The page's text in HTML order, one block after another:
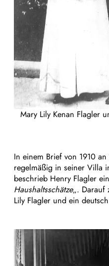
Mary Lily Kenan Flagler
In einem Brief von 1910
regelmäßig in seiner Villa
beschrieb Henry Flagler
Haushaltsschätze„. Darauf
Lily Flagler und ein